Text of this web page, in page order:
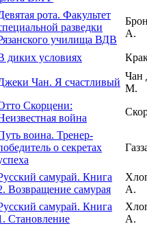
рота. Факультет
разведки
училища ВДВ
А.
диких условиях
Чан. Я счастливый
Чан
М.
Скорцени:
война
воина. Тренер-
о секретах
самурай. Книга
Возвращение самурая
А.
самурай. Книга
Становление
А.